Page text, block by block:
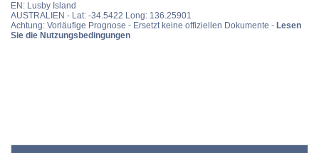
EN: Lusby Island
AUSTRALIEN - Lat: -34.5422 Long: 136.25901
Achtung: Vorläufige Prognose - Ersetzt keine offiziellen Dokumente - Lesen
Sie die Nutzungsbedingungen